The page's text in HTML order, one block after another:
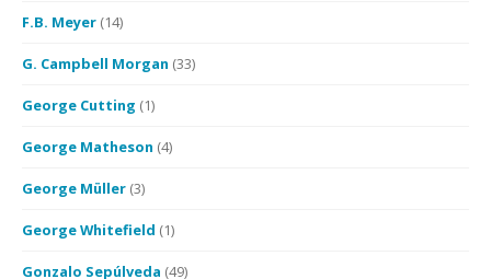
F.B. Meyer (14)
G. Campbell Morgan (33)
George Cutting (1)
George Matheson (4)
George Müller (3)
George Whitefield (1)
Gonzalo Sepúlveda (49)